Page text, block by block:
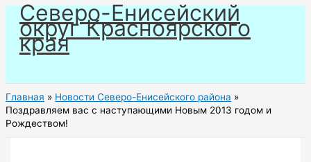
Перейти
содержимому
Северо-Енисейский
округ Красноярского
края
Главная
Новости Северо-Енисейского района
Поздравляем вас с наступающими Новым 2013 годом и
Рождеством!